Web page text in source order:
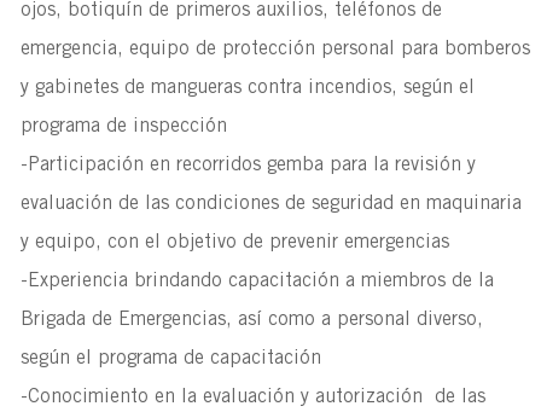
ojos, botiquín de primeros auxilios, teléfonos de
emergencia, equipo de protección personal para bomberos
y gabinetes de mangueras contra incendios, según el
programa de inspección
-Participación en recorridos gemba para la revisión y
evaluación de las condiciones de seguridad en maquinaria
y equipo, con el objetivo de prevenir emergencias
-Experiencia brindando capacitación a miembros de la
Brigada de Emergencias, así como a personal diverso,
según el programa de capacitación
-Conocimiento en la evaluación y autorización de las